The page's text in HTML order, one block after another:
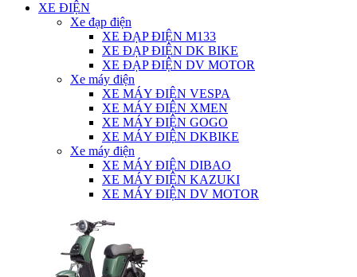
XE ĐIỆN
Xe đạp điện
XE ĐẠP ĐIỆN M133
XE ĐẠP ĐIỆN DK BIKE
XE ĐẠP ĐIỆN DV MOTOR
Xe máy điện
XE MÁY ĐIỆN VESPA
XE MÁY ĐIỆN XMEN
XE MÁY ĐIỆN GOGO
XE MÁY ĐIỆN DKBIKE
Xe máy điện
XE MÁY ĐIỆN DIBAO
XE MÁY ĐIỆN KAZUKI
XE MÁY ĐIỆN DV MOTOR